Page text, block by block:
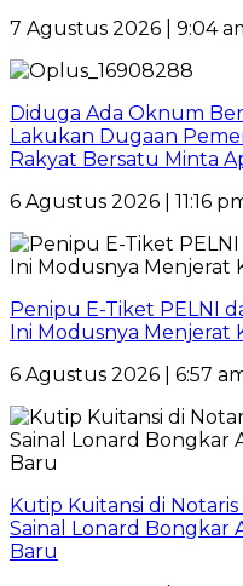
7 Agustus 2026 | 9:04
Diduga Ada Oknum
Lakukan Dugaan
Rakyat Bersatu Minta
6 Agustus 2026 | 11:16
Penipu E-Tiket PELNI
Ini Modusnya Menjerat
6 Agustus 2026 | 6:57
Kutip Kuitansi di
Sainal Lonard Bongkar
Baru